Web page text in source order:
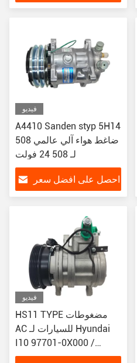
فيديو
A4410 Sanden styp 5H14
508 ضاغط هواء آلي عالمي
لـ 508 24 فولت
احصل على افضل سعر
فيديو
HS11 TYPE مضغوطات
AC للسيارات لـ Hyundai
I10 97701-0X000 /
F500-QQ7BA-02